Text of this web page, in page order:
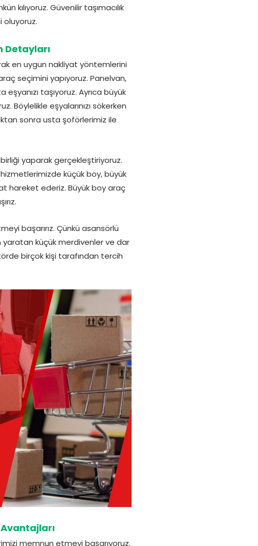
kılıyoruz. Güvenilir taşımacılık
oluyoruz.
Detayları
en uygun nakliyat yöntemlerini
seçimini yapıyoruz. Panelvan,
taşıyoruz. Ayrıca büyük
Böylelikle eşyalarınızı sökerken
sonra usta şoförlerimiz ile
yaparak gerçekleştiriyoruz.
küçük boy, büyük
hareket ederiz. Büyük boy araç
başarırız. Çünkü asansörlü
küçük merdivenler ve dar
birçok kişi tarafından tercih
memnun etmeyi başarıyoruz.